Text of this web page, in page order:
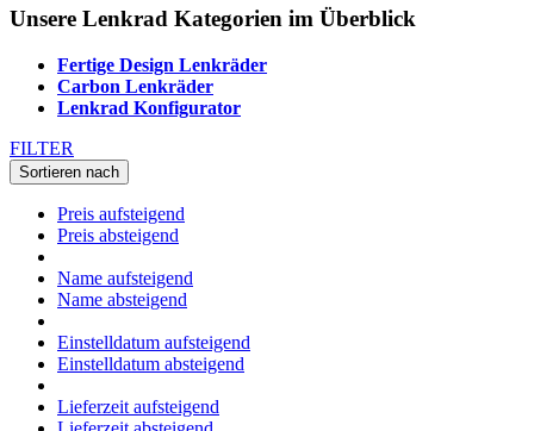
Unsere Lenkrad Kategorien im Überblick
Fertige Design Lenkräder
Carbon Lenkräder
Lenkrad Konfigurator
FILTER
Sortieren nach
Preis aufsteigend
Preis absteigend
Name aufsteigend
Name absteigend
Einstelldatum aufsteigend
Einstelldatum absteigend
Lieferzeit aufsteigend